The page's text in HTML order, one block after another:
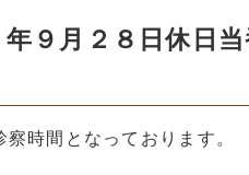
９月２８日休日当
時間となっております。